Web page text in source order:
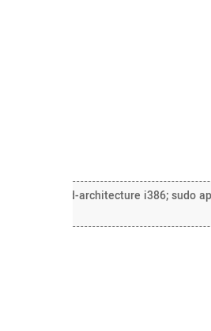
dpkg –add-architecture i386; sudo